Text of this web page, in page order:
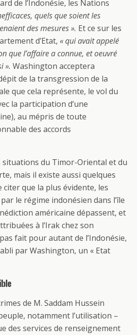
de l’Indonésie, les Nations
quels que soient les
des mesures ». Et ce sur les
d’Etat, « qui avait appelé
que l’affaire a connue, et oeuvré
». Washington acceptera
de la transgression de la
que cela représente, le vol du
la participation d’une
au mépris de toute
des accords
situations du Timor-Oriental et du
mais il existe aussi quelques
citer que la plus évidente, les
le régime indonésien dans l’île
américaine dépassent, et
à l’Irak chez son
pas fait pour autant de l’Indonésie,
par Washington, un « Etat
de M. Saddam Hussein
notamment l’utilisation –
des services de renseignement